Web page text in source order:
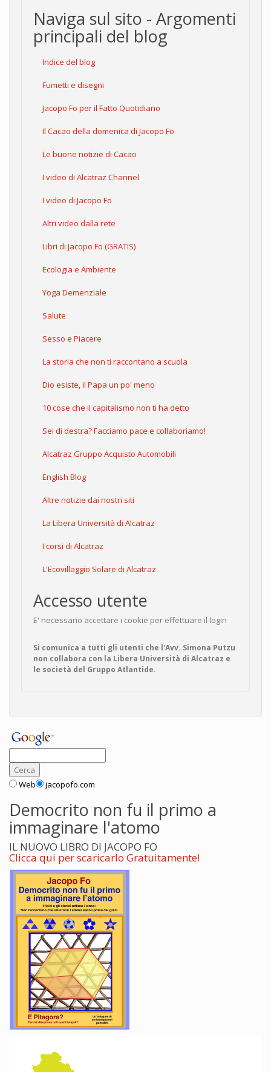
Naviga sul sito - Argomenti
principali del blog
Indice del blog
Fumetti e disegni
Jacopo Fo per il Fatto Quotidiano
Il Cacao della domenica di Jacopo Fo
Le buone notizie di Cacao
I video di Alcatraz Channel
I video di Jacopo Fo
Altri video dalla rete
Libri di Jacopo Fo (GRATIS)
Ecologia e Ambiente
Yoga Demenziale
Salute
Sesso e Piacere
La storia che non ti raccontano a scuola
Dio esiste, il Papa un po' meno
10 cose che il capitalismo non ti ha detto
Sei di destra? Facciamo pace e collaboriamo!
Alcatraz Gruppo Acquisto Automobili
English Blog
Altre notizie dai nostri siti
La Libera Università di Alcatraz
I corsi di Alcatraz
L'Ecovillaggio Solare di Alcatraz
Accesso utente
E' necessario accettare i cookie per effettuare il login
Si comunica a tutti gli utenti che l'Avv. Simona Putzu
non collabora con la Libera Università di Alcatraz e
le società del Gruppo Atlantide.
Web jacopofo.com
Democrito non fu il primo a
immaginare l'atomo
IL NUOVO LIBRO DI JACOPO FO
Clicca qui per scaricarlo Gratuitamente!